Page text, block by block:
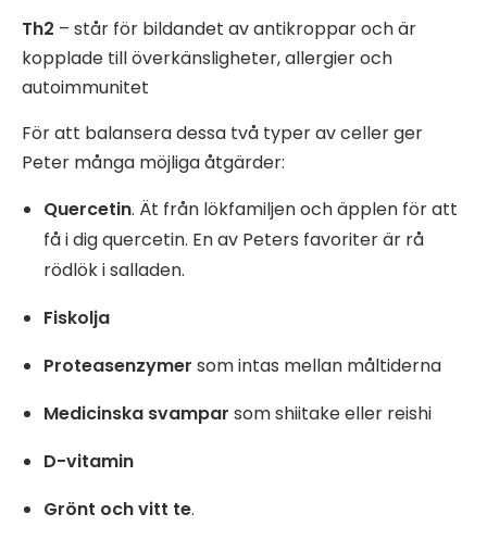
Th2 – står för bildandet av antikroppar och är
kopplade till överkänsligheter, allergier och
autoimmunitet
För att balansera dessa två typer av celler ger
Peter många möjliga åtgärder:
Quercetin. Ät från lökfamiljen och äpplen för att
få i dig quercetin. En av Peters favoriter är rå
rödlök i salladen.
Fiskolja
Proteasenzymer som intas mellan måltiderna
Medicinska svampar som shiitake eller reishi
D-vitamin
Grönt och vitt te.